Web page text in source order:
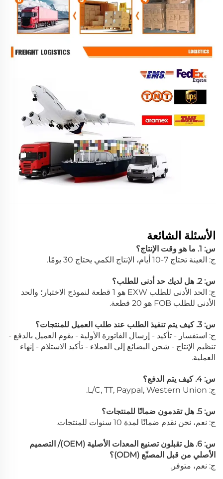
الأسئلة الشائعة
س: 1. ما هو وقت الإنتاج؟
ج: العينة تحتاج 7-10 أيام، الإنتاج الكمي يحتاج 30 يومًا.
س: 2. هل لديك حد أدنى للطلب؟
ج: الحد الأدنى للطلب EXW هو 1 قطعة لنموذج الاختبار؛ والحد
الأدنى للطلب FOB هو 20 قطعة.
س: 3. كيف يتم تنفيذ الطلب عند طلب العميل للمنتجات؟
ج: استفسار - تأكيد - إرسال الفاتورة الأولية - يقوم العميل بالدفع -
تنظيم الإنتاج - شحن البضائع إلى العملاء - تأكيد الاستلام - إنهاء
العملية.
س: 4. كيف يتم الدفع؟
ج: L/C, TT, Paypal, Western Union.
س: 5. هل تقدمون ضمانًا للمنتجات؟
ج: نعم، نحن نقدم ضمانًا لمدة 10 سنوات للمنتجات.
س: 6. هل تقبلون تصنيع المعدات الأصلية (OEM)/ التصميم
الأصلي من قبل المصنّع (ODM)؟
ج: نعم، متوفر.